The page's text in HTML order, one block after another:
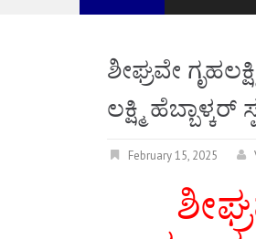
ಶೀಘ್ರವೇ
ಲಕ್ಷ್ಮಿ
February 15, 2025